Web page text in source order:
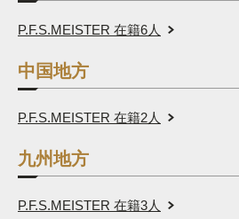
P.F.S.MEISTER 在籍6人
中国地方
P.F.S.MEISTER 在籍2人
九州地方
P.F.S.MEISTER 在籍3人